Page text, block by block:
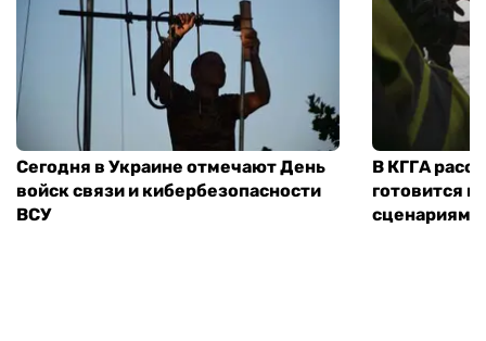
Сегодня в Украине отмечают День
войск связи и кибербезопасности
ВСУ
В КГГА
готовится
сценариям